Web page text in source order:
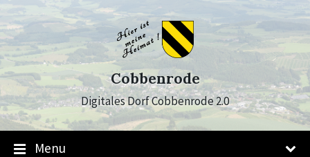
Skip
to
content
Skip
to
main
navigation
Skip
to
footer
Cobbenrode
Digitales Dorf Cobbenrode 2.0
Menu